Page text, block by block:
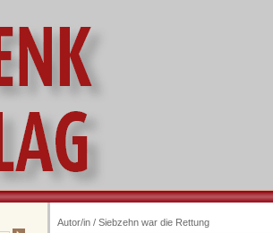
Autor/in / Siebzehn war die Rettung